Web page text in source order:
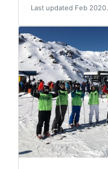
Last updated Feb 2020.